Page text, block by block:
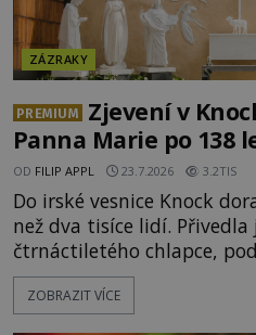
ZÁZRAKY
PREMIUM
Zjevení v
Panna Marie po 138
OD FILIP APPL 23.7.2026 3.2TIS
Do irské vesnice Knock
než dva tisíce lidí.
čtrnáctiletého chlapce,
přesně ve tři hodiny
Když slunce vystoupilo z
ZOBRAZIT VÍCE